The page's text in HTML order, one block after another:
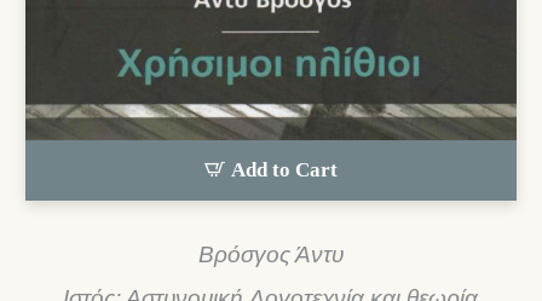
Add to Cart
Βρόσγος Άντυ